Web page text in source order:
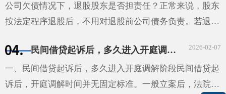
实···
公司欠债情况下，退股股东是否担责任？正常来说，股东
按法定程序退股后，不用对退股前公司债务负责。若退股
范围内，对公司不能清偿的债务担责。股东未足额出资，
···
2026-02-07
民间借贷起诉后，多久进入开庭调解阶段
一、民间借贷起诉后，多久进入开庭调解阶段民间借贷起
诉后，开庭调解时间并无固定标准。一般立案后，法院会